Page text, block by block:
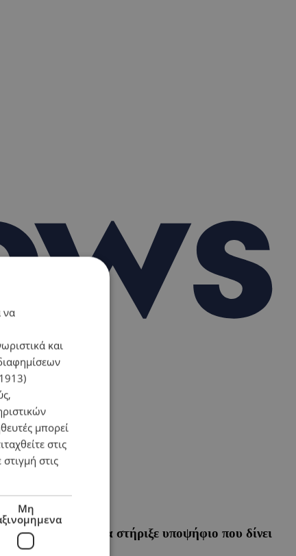
– Η ηγεσία στήριξε υποψήφιο που δίνει
να
και
μπορεί
στις
στις
Μη